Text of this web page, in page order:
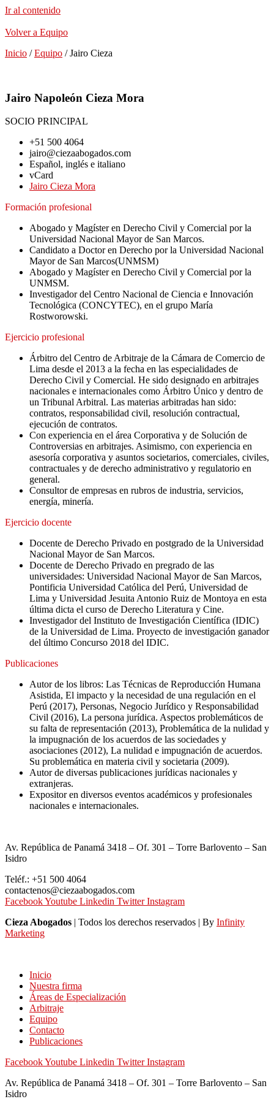
Ir al contenido
Volver a Equipo
Inicio /Equipo /Jairo Cieza
Jairo Napoleón Cieza Mora
SOCIO PRINCIPAL
+51 500 4064
jairo@ciezaabogados.com
Español, inglés e italiano
vCard
Jairo Cieza Mora
Formación profesional
Abogado y Magíster en Derecho Civil y Comercial por la
Universidad Nacional Mayor de San Marcos.
Candidato a Doctor en Derecho por la Universidad Nacional
Mayor de San Marcos(UNMSM)
Abogado y Magíster en Derecho Civil y Comercial por la
UNMSM.
Investigador del Centro Nacional de Ciencia e Innovación
Tecnológica (CONCYTEC), en el grupo María
Rostworowski.
Ejercicio profesional
Árbitro del Centro de Arbitraje de la Cámara de Comercio de
Lima desde el 2013 a la fecha en las especialidades de
Derecho Civil y Comercial. He sido designado en arbitrajes
nacionales e internacionales como Árbitro Único y dentro de
un Tribunal Arbitral. Las materias arbitradas han sido:
contratos, responsabilidad civil, resolución contractual,
ejecución de contratos.
Con experiencia en el área Corporativa y de Solución de
Controversias en arbitrajes. Asimismo, con experiencia en
asesoría corporativa y asuntos societarios, comerciales, civiles,
contractuales y de derecho administrativo y regulatorio en
general.
Consultor de empresas en rubros de industria, servicios,
energía, minería.
Ejercicio docente
Docente de Derecho Privado en postgrado de la Universidad
Nacional Mayor de San Marcos.
Docente de Derecho Privado en pregrado de las
universidades: Universidad Nacional Mayor de San Marcos,
Pontificia Universidad Católica del Perú, Universidad de
Lima y Universidad Jesuita Antonio Ruiz de Montoya en esta
última dicta el curso de Derecho Literatura y Cine.
Investigador del Instituto de Investigación Científica (IDIC)
de la Universidad de Lima. Proyecto de investigación ganador
del último Concurso 2018 del IDIC.
Publicaciones
Autor de los libros: Las Técnicas de Reproducción Humana
Asistida, El impacto y la necesidad de una regulación en el
Perú (2017), Personas, Negocio Jurídico y Responsabilidad
Civil (2016), La persona jurídica. Aspectos problemáticos de
su falta de representación (2013), Problemática de la nulidad y
la impugnación de los acuerdos de las sociedades y
asociaciones (2012), La nulidad e impugnación de acuerdos.
Su problemática en materia civil y societaria (2009).
Autor de diversas publicaciones jurídicas nacionales y
extranjeras.
Expositor en diversos eventos académicos y profesionales
nacionales e internacionales.
Av. República de Panamá 3418 – Of. 301 – Torre Barlovento – San
Isidro
Teléf.: +51 500 4064
contactenos@ciezaabogados.com
FacebookYoutube Linkedin Twitter Instagram
Cieza Abogados | Todos los derechos reservados | By Infinity
Marketing
Inicio
Nuestra firma
Áreas de Especialización
Arbitraje
Equipo
Contacto
Publicaciones
FacebookYoutube Linkedin Twitter Instagram
Av. República de Panamá 3418 – Of. 301 – Torre Barlovento – San
Isidro